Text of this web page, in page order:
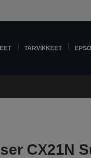
TARVIKKEET
CX21N